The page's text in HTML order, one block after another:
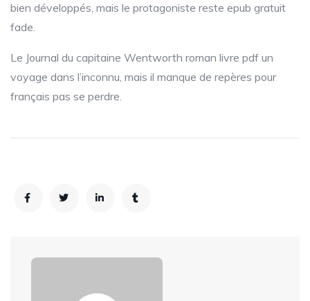
bien développés, mais le protagoniste reste epub gratuit
fade.
Le Journal du capitaine Wentworth roman livre pdf un
voyage dans l’inconnu, mais il manque de repères pour
français pas se perdre.